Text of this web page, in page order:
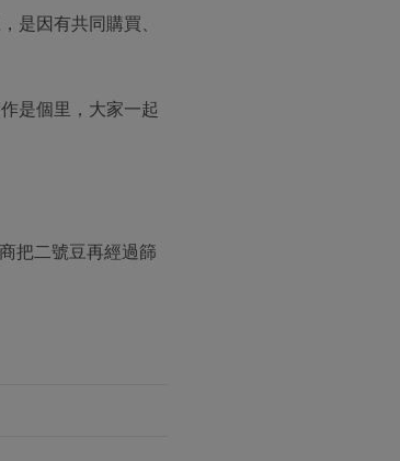
是因有共同購買、
是個里，大家一起
把二號豆再經過篩